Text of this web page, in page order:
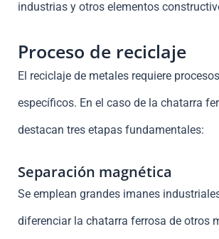
industrias y otros elementos
Proceso de reciclaje
El reciclaje de metales requiere
específicos. En el caso de la chatarra
destacan tres etapas fundamentales:
Separación magnética
Se emplean grandes imanes
diferenciar la chatarra ferrosa de otros